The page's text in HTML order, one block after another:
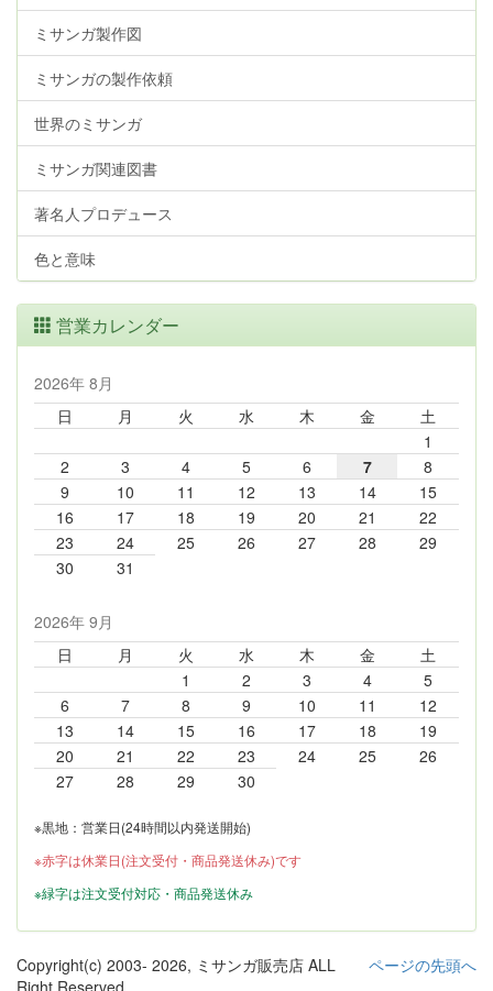
ミサンガ製作図
ミサンガの製作依頼
世界のミサンガ
ミサンガ関連図書
著名人プロデュース
色と意味
営業カレンダー
2026年 8月
日
月 火 水 木 金
土
1
2
3 4 5 6 7
8
9
10 11 12 13 14
15
16
17 18 19 20 21
22
23
24 25 26 27 28
29
30
31
2026年 9月
日
月 火 水 木 金
土
1
2 3 4
5
6
7 8 9 10 11
12
13
14 15 16 17 18
19
20
21 22 23 24 25
26
27
28 29 30
※黒地：営業日(24時間以内発送開始)
※赤字は休業日(注文受付・商品発送休み)です
※緑字は注文受付対応・商品発送休み
ページの先頭へ
Copyright(c) 2003- 2026, ミサンガ販売店 ALL
Right Reserved.